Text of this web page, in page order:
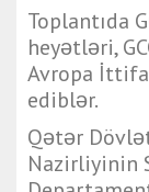
Toplantıda
heyətləri,
Avropa
ediblər.
Qətər
Nazirliyinin